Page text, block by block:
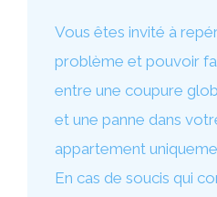
Vous êtes invité à
problème et pouvoir
entre une coupure
et une panne dans
appartement
En cas de soucis qui